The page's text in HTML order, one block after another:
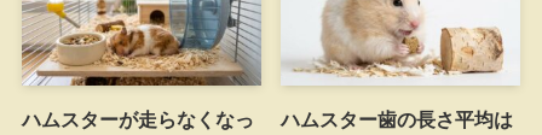
ハムスターが走らなくなっ
ハムスター歯の長さ平均は